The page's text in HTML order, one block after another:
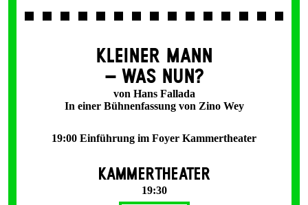
KLEINER MANN
– WAS NUN?
von Hans Fallada
In einer Bühnenfassung von Zino Wey
19:00 Einführung im Foyer Kammertheater
KAMMERTHEATER
19:30